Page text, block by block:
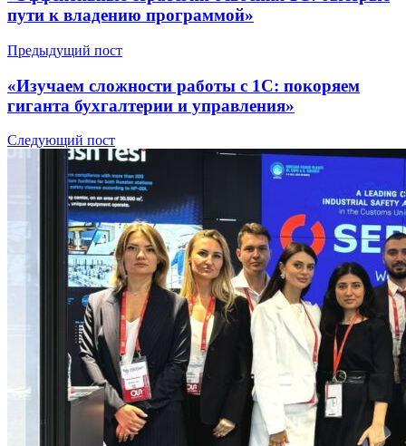
пути к владению программой»
Предыдущий пост
«Изучаем сложности работы с 1С: покоряем
гиганта бухгалтерии и управления»
Следующий пост